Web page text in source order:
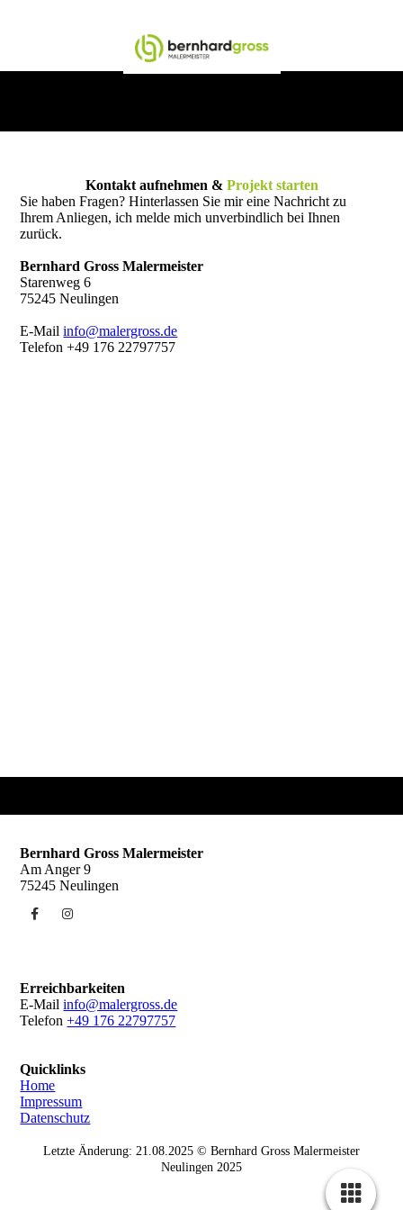
Kontakt aufnehmen & Projekt starten
Sie haben Fragen? Hinterlassen Sie mir eine Nachricht zu
Ihrem Anliegen, ich melde mich unverbindlich bei Ihnen
zurück.
Bernhard Gross Malermeister
Starenweg 6
75245 Neulingen
E-Mailinfo@malergross.de
Telefon +49 176 22797757
Bernhard Gross Malermeister
Am Anger 9
75245 Neulingen
Erreichbarkeiten
E-Mailinfo@malergross.de
Telefon+49 176 22797757
Quicklinks
Home
Impressum
Datenschutz
Letzte Änderung: 21.08.2025 © Bernhard Gross Malermeister
Neulingen 2025